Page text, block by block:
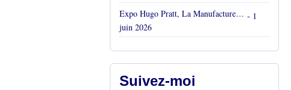
Expo Hugo Pratt, La Manufacture, Aix en Provence, Mai 2026 - 1
juin 2026
Suivez-moi